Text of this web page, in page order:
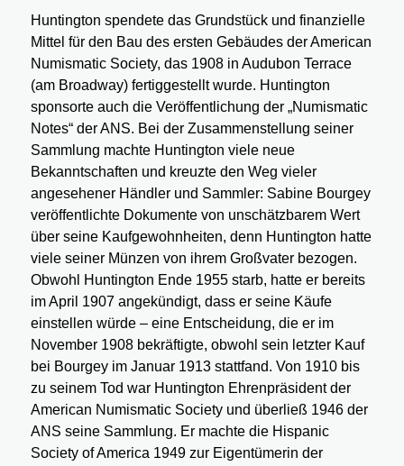
Huntington spendete das Grundstück und finanzielle
Mittel für den Bau des ersten Gebäudes der American
Numismatic Society, das 1908 in Audubon Terrace
(am Broadway) fertiggestellt wurde. Huntington
sponsorte auch die Veröffentlichung der „Numismatic
Notes“ der ANS. Bei der Zusammenstellung seiner
Sammlung machte Huntington viele neue
Bekanntschaften und kreuzte den Weg vieler
angesehener Händler und Sammler: Sabine Bourgey
veröffentlichte Dokumente von unschätzbarem Wert
über seine Kaufgewohnheiten, denn Huntington hatte
viele seiner Münzen von ihrem Großvater bezogen.
Obwohl Huntington Ende 1955 starb, hatte er bereits
im April 1907 angekündigt, dass er seine Käufe
einstellen würde – eine Entscheidung, die er im
November 1908 bekräftigte, obwohl sein letzter Kauf
bei Bourgey im Januar 1913 stattfand. Von 1910 bis
zu seinem Tod war Huntington Ehrenpräsident der
American Numismatic Society und überließ 1946 der
ANS seine Sammlung. Er machte die Hispanic
Society of America 1949 zur Eigentümerin der